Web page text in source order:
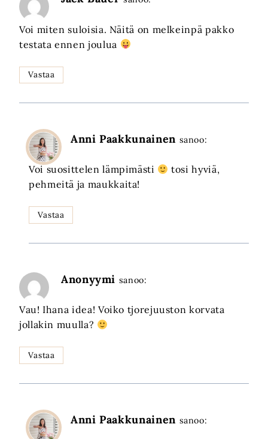
Voi miten suloisia. Näitä on melkeinpä pakko
testata ennen joulua
Vastaa
Anni Paakkunainen sanoo:
Voi suosittelen lämpimästi
tosi hyviä,
pehmeitä ja maukkaita!
Vastaa
Anonyymi sanoo:
Vau! Ihana idea! Voiko tjorejuuston korvata
jollakin muulla?
Vastaa
Anni Paakkunainen sanoo: